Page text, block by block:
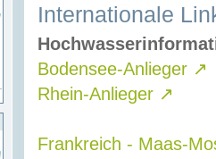
Internationale
Bodensee-Anlieger ↗
Rhein-Anlieger ↗
Frankreich - Maas-